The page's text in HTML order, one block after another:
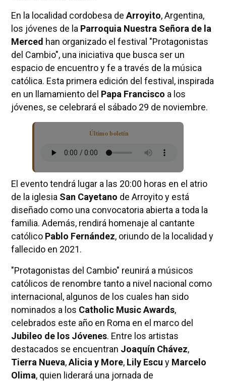
En la localidad cordobesa de Arroyito, Argentina,
los jóvenes de la Parroquia Nuestra Señora de la
Merced han organizado el festival "Protagonistas
del Cambio", una iniciativa que busca ser un
espacio de encuentro y fe a través de la música
católica. Esta primera edición del festival, inspirada
en un llamamiento del Papa Francisco a los
jóvenes, se celebrará el sábado 29 de noviembre.
Último boletín
El evento tendrá lugar a las 20:00 horas en el atrio
de la iglesia San Cayetano de Arroyito y está
diseñado como una convocatoria abierta a toda la
familia. Además, rendirá homenaje al cantante
católico Pablo Fernández, oriundo de la localidad y
fallecido en 2021.
"Protagonistas del Cambio" reunirá a músicos
católicos de renombre tanto a nivel nacional como
internacional, algunos de los cuales han sido
nominados a los Catholic Music Awards,
celebrados este año en Roma en el marco del
Jubileo de los Jóvenes. Entre los artistas
destacados se encuentran Joaquín Chávez,
Tierra Nueva,Alicia y More, Lily Escu y Marcelo
Olima, quien liderará una jornada de